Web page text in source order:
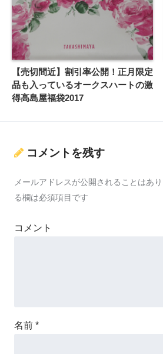
【売切間近】割引率公開！正月限定
品も入っているオークスハートの激
得高島屋福袋2017
コメントを残す
メールアドレスが公開されることはあり
る欄は必須項目です
コメント
名前 *